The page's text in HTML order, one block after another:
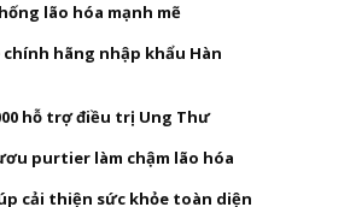
lão hóa mạnh mẽ
chính hãng nhập khẩu Hàn
hỗ trợ điều trị Ung Thư
purtier làm chậm lão hóa
cải thiện sức khỏe toàn diện